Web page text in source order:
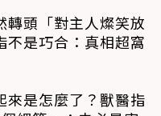
轉頭「對主人燦笑放
不是巧合：真相超窩
來是怎麼了？獸醫指